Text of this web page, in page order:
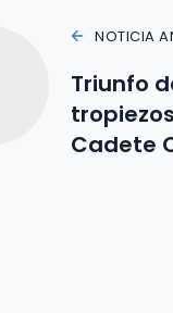
NOTICIA
Triunfo
Cadete